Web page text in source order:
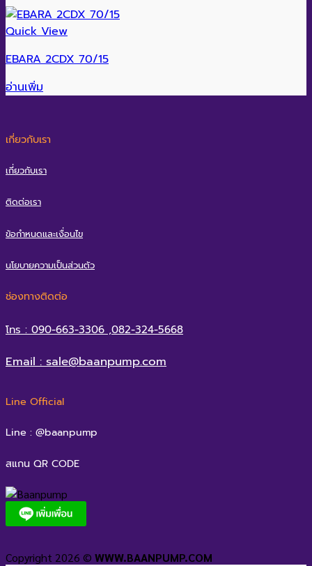
Quick View
EBARA 2CDX 70/15
อ่านเพิ่ม
เกี่ยวกับเรา
เกี่ยวกับเรา
ติดต่อเรา
ข้อกำหนดและเงื่อนไข
นโยบายความเป็นส่วนตัว
ช่องทางติดต่อ
โทร : 090-663-3306 ,082-324-5668
Email : sale@baanpump.com
Line Official
Line : @baanpump
สแกน QR CODE
Copyright 2026 © WWW.BAANPUMP.COM